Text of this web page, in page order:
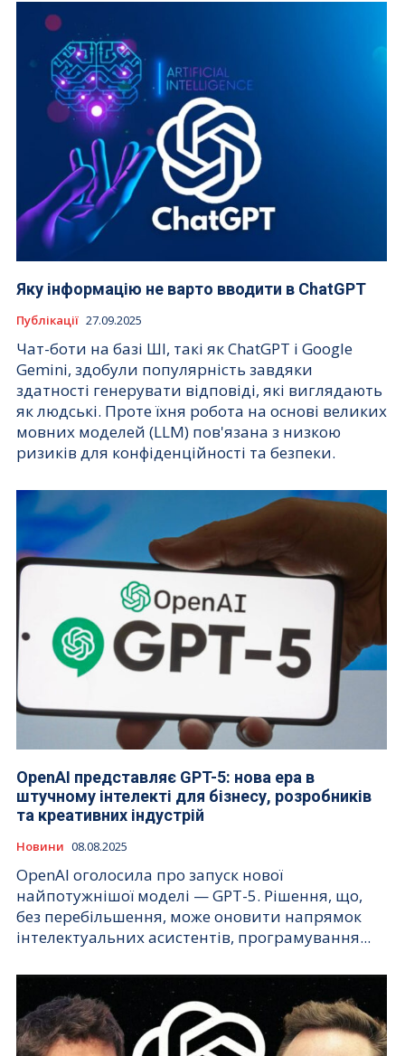
Яку інформацію не варто вводити в ChatGPT
Публікації 27.09.2025
Чат-боти на базі ШІ, такі як ChatGPT і Google
Gemini, здобули популярність завдяки
здатності генерувати відповіді, які виглядають
як людські. Проте їхня робота на основі великих
мовних моделей (LLM) пов'язана з низкою
ризиків для конфіденційності та безпеки.
OpenAI представляє GPT-5: нова ера в
штучному інтелекті для бізнесу, розробників
та креативних індустрій
Новини 08.08.2025
OpenAI оголосила про запуск нової
найпотужнішої моделі — GPT-5. Рішення, що,
без перебільшення, може оновити напрямок
інтелектуальних асистентів, програмування...